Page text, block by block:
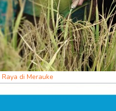
di Merauke